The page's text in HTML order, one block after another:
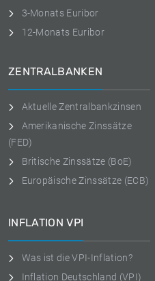
3-Monats Euribor
12-Monats Euribor
ZENTRALBANKEN
Aktuelle Zentralbankzinsen
Amerikanische Zinssätze
(FED)
Britische Zinssätze (BoE)
Europäische Zinssätze (ECB)
INFLATION VPI
Was ist die VPI-Inflation?
Inflation Deutschland (VPI)